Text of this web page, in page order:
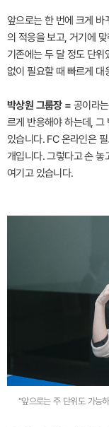
앞으로는 한 번에 크게 바
의 적응을 보고, 거기에
기존에는 두 달 정도 단위
없이 필요할 때 빠르게 대
박상원 그룹장 = 공이라
르게 반응해야 하는데, 그
있습니다. FC 온라인은
개입니다. 그렇다고 손 놓
여기고 있습니다.
"앞으로는 주 단위도 가능